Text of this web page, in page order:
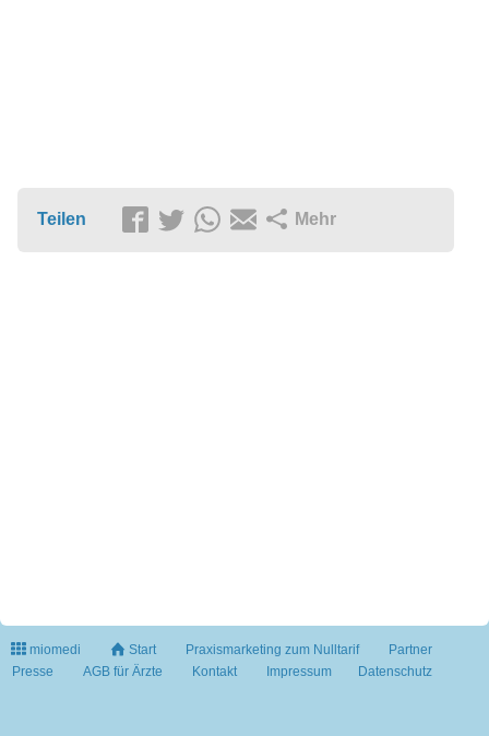
Teilen Mehr
miomedi Start Praxismarketing zum Nulltarif
Partner
Presse
AGB für Ärzte Kontakt Impressum Datenschutz